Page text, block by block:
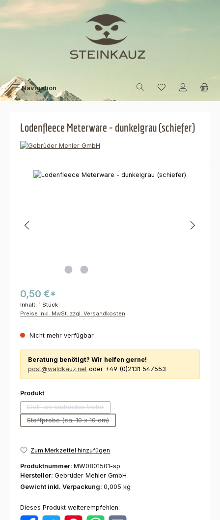
Zum Hauptinhalt springen
Navigation
Lodenfleece Meterware - dunkelgrau (schiefer)
Bildergalerie überspringen
0,50 €*
Inhalt: 1 Stück
Preise inkl. MwSt. zzgl. Versandkosten
Nicht mehr verfügbar
Beratung benötigt? Wir helfen gerne!
post@waldkauz.net oder +49 (0)2131 547553
Produktauswählen
Stoff am laufenden Meter
(Diese Option ist zurzeit nicht verfügbar.)
Stoffprobe (ca. 10 x 10 cm)
(Diese Option ist zurzeit nicht verfügbar.)
Zum Merkzettel hinzufügen
Produktnummer: MW0801501-sp
Hersteller: Gebrüder Mehler GmbH
Gewicht inkl. Verpackung: 0,005 kg
Dieses Produkt weiterempfehlen: